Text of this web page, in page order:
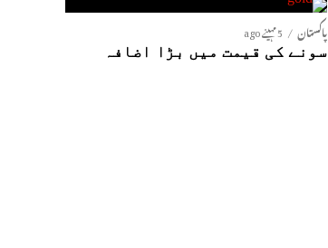
پاکستان 5 مہینے ago
سونے کی قیمت میں بڑا اضافہ